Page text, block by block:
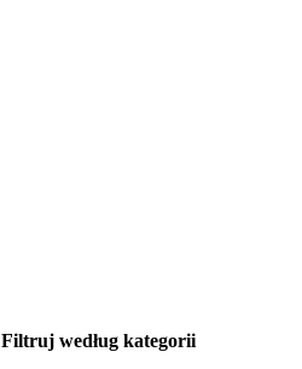
Filtruj według kategorii